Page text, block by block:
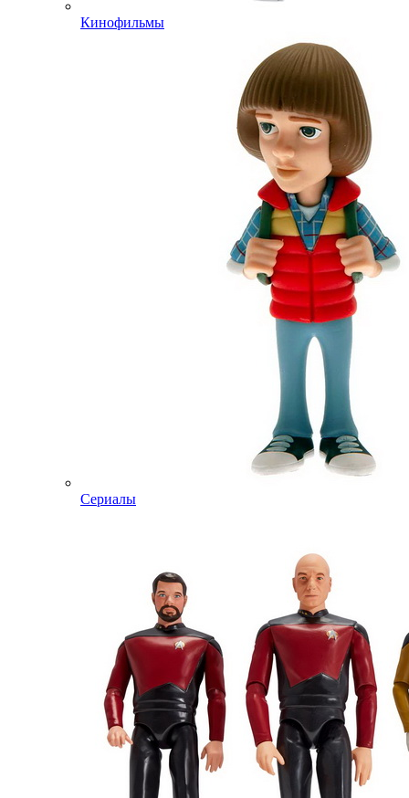
Кинофильмы
Сериалы